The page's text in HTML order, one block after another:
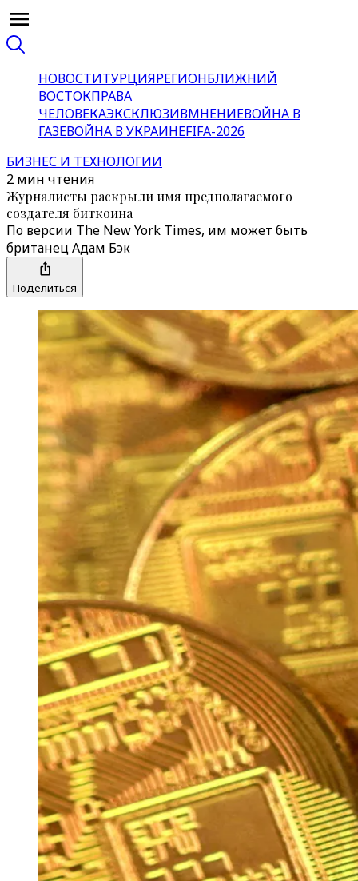
НОВОСТИТУРЦИЯРЕГИОНБЛИЖНИЙ
ВОСТОКПРАВА
ЧЕЛОВЕКАЭКСКЛЮЗИВМНЕНИЕВОЙНА В
ГАЗЕВОЙНА В УКРАИНЕFIFA-2026
БИЗНЕС И ТЕХНОЛОГИИ
2 мин чтения
Журналисты раскрыли имя предполагаемого
создателя биткоина
По версии The New York Times, им может быть
британец Адам Бэк
Поделиться